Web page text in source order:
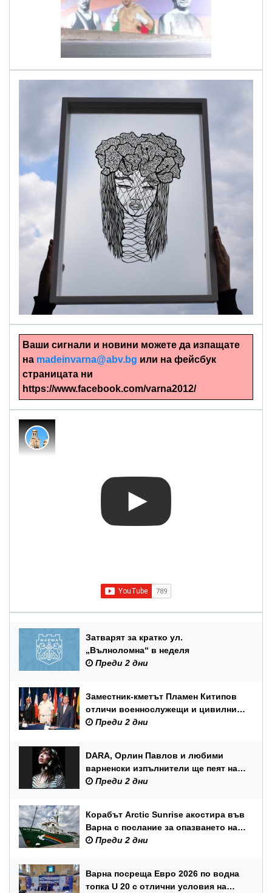
Ръчно изрязани картини
Ваши сигнали и новини можете да изпащате
на madeinvarna@abv.bg или на фейсбук
страницата ни
https://www.facebook.com/varna2012/
Затварят за кратко ул.
„Вълноломна“ в неделя
Преди 2 дни
Заместник-кметът Пламен Китипов
отличи военнослужещи и цивилни
служители по повод Празника на
Преди 2 дни
DARA, Орлин Павлов и любими
варненски изпълнители ще пеят на
празника на Варна
Преди 2 дни
Корабът Arctic Sunrise акостира във
Варна с послание за опазването на
Черно море
Преди 2 дни
Варна посреща Евро 2026 по водна
топка U 20 с отлични условия на